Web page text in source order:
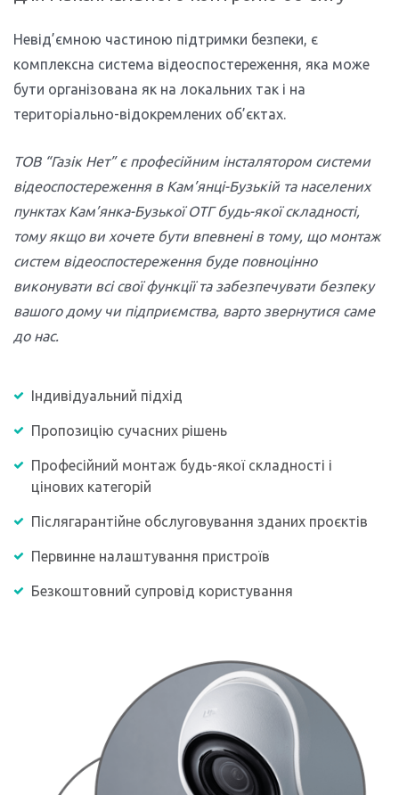
Невід’ємною частиною підтримки безпеки, є
комплексна система відеоспостереження, яка може
бути організована як на локальних так і на
територіально-відокремлених об’єктах.
ТОВ “Газік Нет” є професійним інсталятором системи
відеоспостереження в Кам’янці-Бузькій та населених
пунктах Кам’янка-Бузької ОТГбудь-якої складності,
тому якщо ви хочете бути впевнені в тому, що монтаж
систем відеоспостереження буде повноцінно
виконувати всі свої функції та забезпечувати безпеку
вашого дому чи підприємства, варто звернутися саме
до нас.
Індивідуальний підхід
Пропозицію сучасних рішень
Професійний монтаж будь-якої складності і
цінових категорій
Післягарантійне обслуговування зданих проєктів
Первинне налаштування пристроїв
Безкоштовний супровід користування